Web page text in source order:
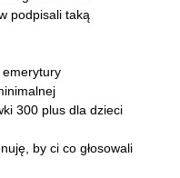
podpisali taką
300 plus dla dzieci
by ci co głosowali